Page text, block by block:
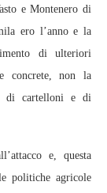
e Montenero di
ero l’anno e la
di ulteriori
concrete, non la
di cartelloni e di
e, questa
politiche agricole